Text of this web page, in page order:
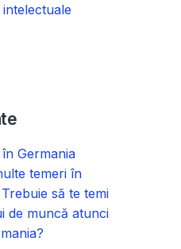
Germania
temeri în
să te temi
de muncă atunci